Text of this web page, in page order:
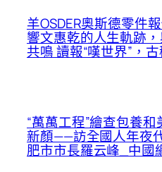
羊OSDER奧斯德零件
響文惠乾的人生軌跡
共鳴 讀報“嘆世界”，
“萬萬工程”繪查包養
新顏——訪全國人年夜
肥市市長羅云峰_中國